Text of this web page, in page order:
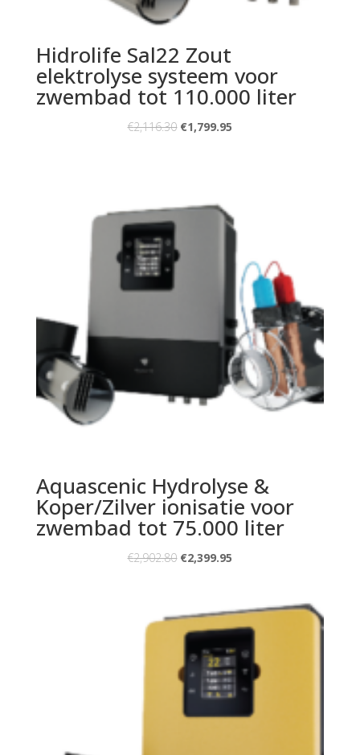
Hidrolife Sal22 Zout
elektrolyse systeem voor
zwembad tot 110.000 liter
€2,116.30 €1,799.95
Aquascenic Hydrolyse &
Koper/Zilver ionisatie voor
zwembad tot 75.000 liter
€2,902.80 €2,399.95